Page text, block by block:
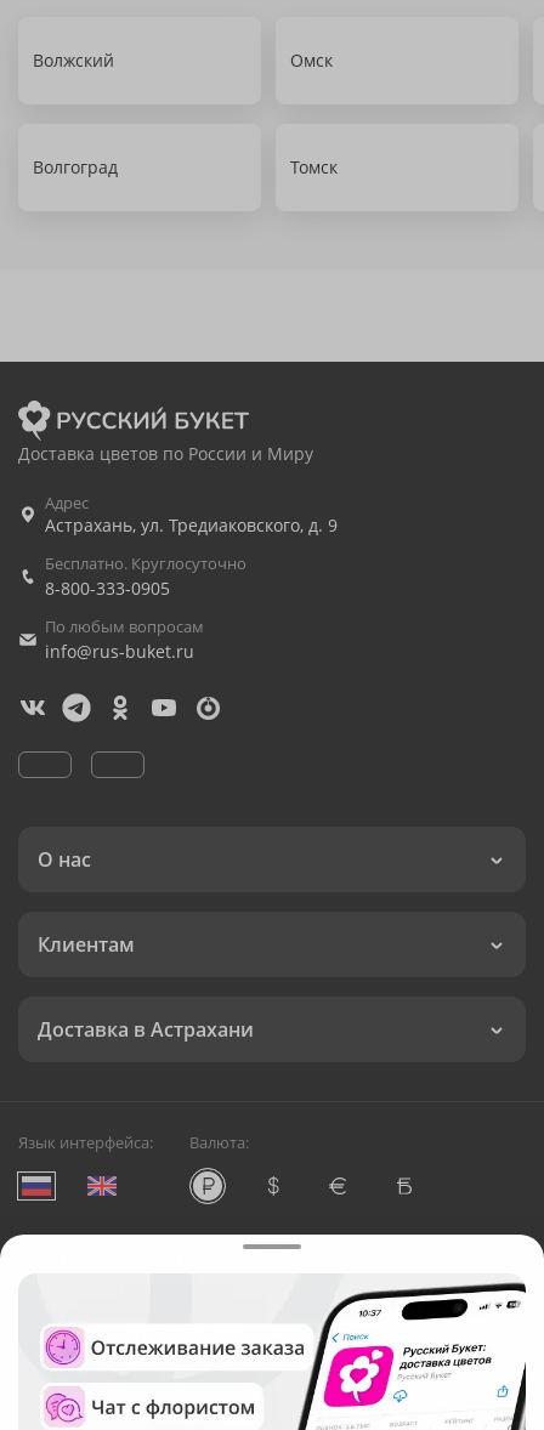
Волжский Омск
Волгоград Томск
Доставка цветов по России и Миру
Адрес
Астрахань, ул. Тредиаковского, д. 9
Бесплатно. Круглосуточно
8-800-333-0905
По любым вопросам
info@rus-buket.ru
О нас
Клиентам
Доставка в Астрахани
Язык интерфейса: Валюта:
Служба круглосуточной доставки цветов в Астрахани
Русский Букет, 2026
Общество с ограниченной ответственностью «Технология»
ОГРН: 1195476081745, ИНН: 5410081997
Юридический адрес: г. Новосибирск, ул. Ипподромская,
д.42, оф. 3